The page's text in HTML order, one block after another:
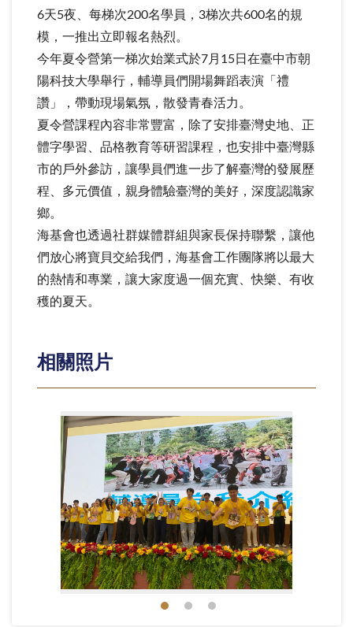
6天5夜、每梯次200名學員， 3梯次共600名的規
模，一推出立即報名熱烈。
今年夏令營第一梯次始業式於7月15日在臺中市朝
陽科技大學舉行 ，輔導員們開場舞蹈表演「禮
讚」，帶動現場氣氛，散發青春活力。
夏令營課程內容非常豐富，除了安排臺灣史地、正
體字學習、 品格教育等研習課程，也安排中臺灣縣
市的戶外參訪， 讓學員們進一步了解臺灣的發展歷
程、多元價值， 親身體驗臺灣的美好，深度認識家
鄉。
海基會也透過社群媒體群組與家長保持聯繫， 讓他
們放心將寶貝交給我們， 海基會工作團隊將以最大
的熱情和專業，讓大家度過一個充實、快樂、有收
穫的夏天。
相關照片
第一梯次夏令營始業(4).jpg